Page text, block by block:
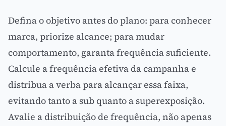
Defina o objetivo antes do plano: para conhecer
marca, priorize alcance; para mudar
comportamento, garanta frequência suficiente.
Calcule afrequência efetivada campanha e
distribua a verba para alcançar essa faixa,
evitando tanto a sub quanto a superexposição.
Avalie a distribuição de frequência, não apenas